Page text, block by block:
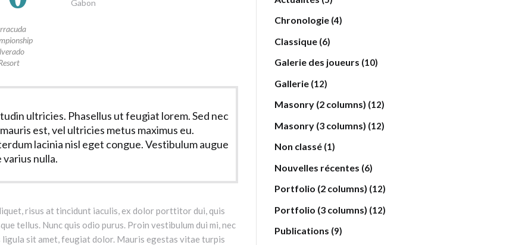
Gabon
ultricies. Phasellus ut feugiat lorem. Sed nec
est, vel ultricies metus maximus eu.
lacinia nisl eget congue. Vestibulum augue
varius nulla.
risus at tincidunt iaculis, ex dolor porttitor dui, quis
tellus. Nunc quis odio purus. Proin vestibulum dui mi, nec
sit amet, feugiat dolor. Mauris egestas vitae turpis
Chronologie (4)
Classique (6)
Galerie des joueurs (10)
Gallerie (12)
Masonry (2 columns) (12)
Masonry (3 columns) (12)
Non classé (1)
Nouvelles récentes (6)
Portfolio (2 columns) (12)
Portfolio (3 columns) (12)
Publications (9)